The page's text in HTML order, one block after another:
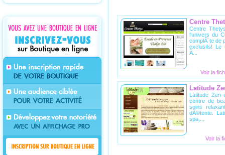
Centre
Centre
l'univers du
complÃ¨te de
exclusifs! Le
Ã...
Voir la
Latitude
Latitude Zen
centre de
soins
dÃ©tente.
spa,...
Voir la